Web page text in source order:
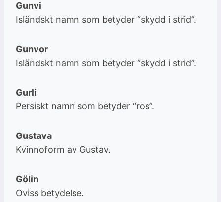
Gunvi
Isländskt namn som betyder “skydd i strid”.
Gunvor
Isländskt namn som betyder “skydd i strid”.
Gurli
Persiskt namn som betyder “ros”.
Gustava
Kvinnoform av Gustav.
Gölin
Oviss betydelse.